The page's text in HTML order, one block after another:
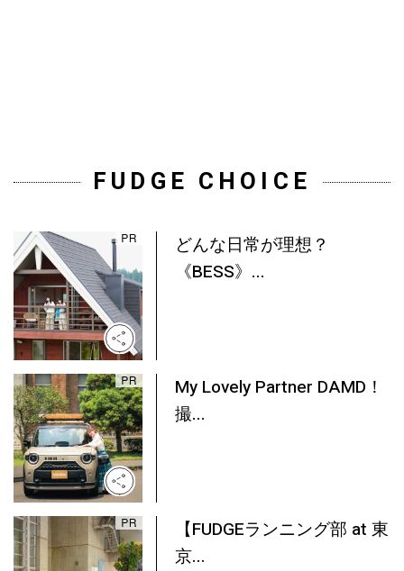
FUDGE CHOICE
どんな日常が理想？
《BESS》...
My Lovely Partner DAMD！
撮...
【FUDGEランニング部 at 東
京...